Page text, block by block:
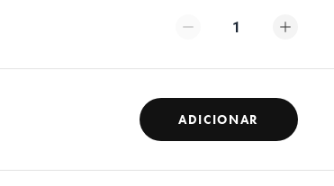
1
ADICIONAR